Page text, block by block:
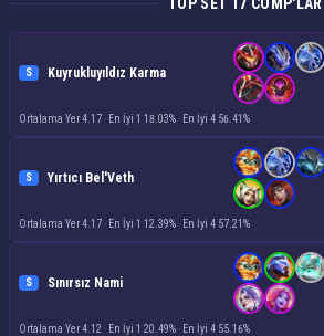
S Kuyrukluyıldız Karma
Ortalama Yer 4.17 · En İyi 1 18.03% · En İyi 4 56.41%
S Yırtıcı Bel'Veth
Ortalama Yer 4.17 · En İyi 1 12.39% · En İyi 4 57.21%
S Sınırsız Nami
Ortalama Yer 4.12 · En İyi 1 20.49% · En İyi 4 55.16%